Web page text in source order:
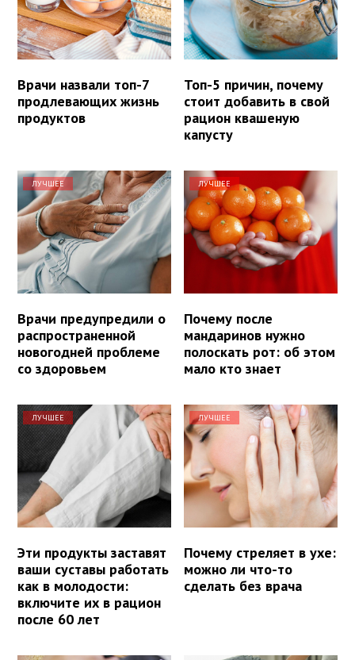
Врачи назвали топ-7
продлевающих жизнь
продуктов
Топ-5 причин, почему
стоит добавить в свой
рацион квашеную
капусту
ЛУЧШЕЕ
Врачи предупредили о
распространенной
новогодней проблеме
со здоровьем
ЛУЧШЕЕ
Почему после
мандаринов нужно
полоскать рот: об этом
мало кто знает
ЛУЧШЕЕ
Эти продукты заставят
ваши суставы работать
как в молодости:
включите их в рацион
после 60 лет
ЛУЧШЕЕ
Почему стреляет в ухе:
можно ли что-то
сделать без врача